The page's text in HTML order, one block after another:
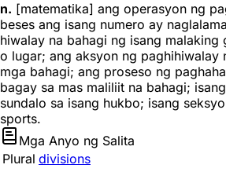
n. [matematika] ang operasyon ng
beses ang isang numero ay
hiwalay na bahagi ng isang malaking
o lugar; ang aksyon ng paghihiwalay
mga bahagi; ang proseso ng
bagay sa mas maliliit na bahagi;
sundalo sa isang hukbo; isang
sports.
Mga Anyo ng Salita
Plural divisions